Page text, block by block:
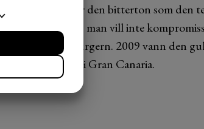
som inte uppvisar den bitterton som den
Ätes på egen risk, man vill inte
provat Toggenburgern. 2009 vann den
Award som hölls i Gran Canaria.